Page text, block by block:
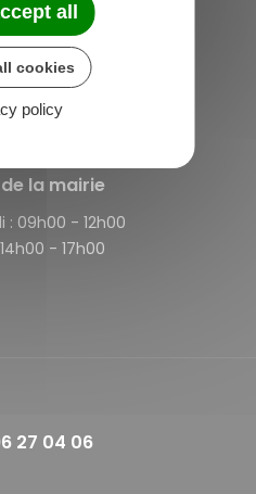
de-Plélan
Neuvas
de-Plélan
la mairie
: 09h00 - 12h00
14h00 - 17h00
27 04 06
all
cookies
policy